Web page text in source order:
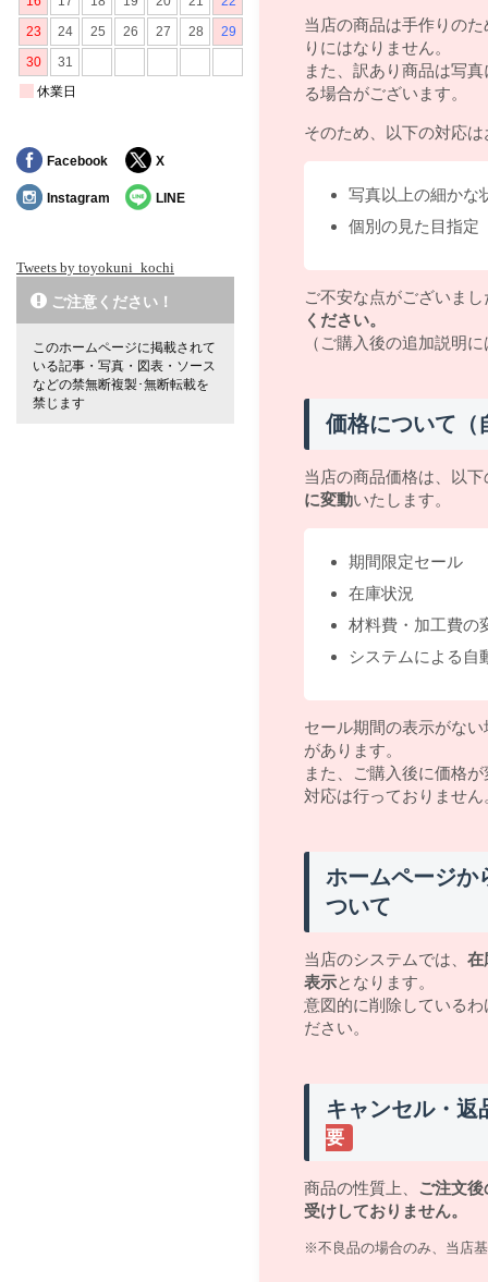
当店の商品は手作りの
りにはなりません。
また、訳あり商品は写
る場合がございます。
そのため、以下の対応
写真以上の細かな
個別の見た目指定
ご不安な点がございまし
ください。
（ご購入後の追加説明
価格について（
当店の商品価格は、以
に変動いたします。
期間限定セール
在庫状況
材料費・加工費の
システムによる自
セール期間の表示がな
があります。
また、ご購入後に価格
対応は行っておりません
ホームページか
ついて
当店のシステムでは、 在
表示となります。
意図的に削除している
ださい。
キャンセル・返
要
商品の性質上、 ご注文
受けしておりません。
※不良品の場合のみ、当店
Facebook X
Instagram LINE
Tweets by toyokuni_kochi
ご注意ください！
このホームページに掲載されて
いる記事・写真・図表・ソース
などの禁無断複製･無断転載を
禁じます